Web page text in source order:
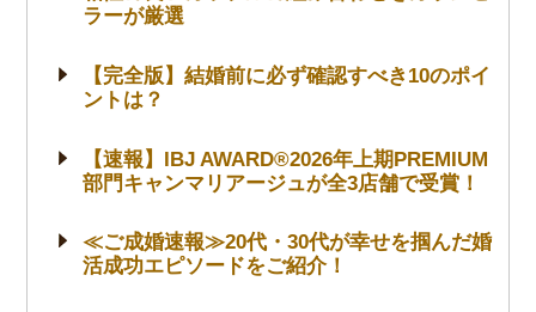
ラーが厳選
【完全版】結婚前に必ず確認すべき10のポイ
ントは？
【速報】IBJ AWARD®2026年上期PREMIUM
部門キャンマリアージュが全3店舗で受賞！
≪ご成婚速報≫20代・30代が幸せを掴んだ婚
活成功エピソードをご紹介！